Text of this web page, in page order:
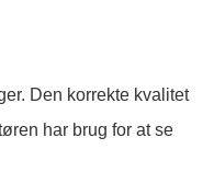
Den korrekte kvalitet
har brug for at se